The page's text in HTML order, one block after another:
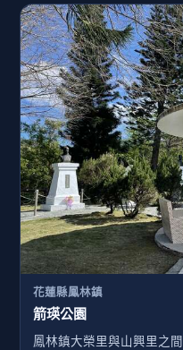
本是鳳林地區的水源地，
風貌，伴著鳳林溪潺潺流
見秀麗的鳳凰瀑布，猶如
壁上，空氣間瀰漫著負離
極富野趣的遊憩勝地，因
凰瀑布風景區，為炎炎夏
風景區成立後，便將此地
索的遊憩區，利用鳳凰山
場及其他相關設施，而賽
活動，希望為造訪花東...
花蓮縣鳳林鎮
箭瑛公園
鳳林鎮大榮里與山興里之